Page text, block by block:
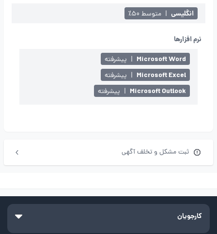
انگلیسی | متوسط ۵۰٪
نرم افزارها
Microsoft Word
| پیشرفته
Microsoft Excel
| پیشرفته
Microsoft Outlook
| پیشرفته
ثبت مشکل و تخلف آگهی
کارجویان